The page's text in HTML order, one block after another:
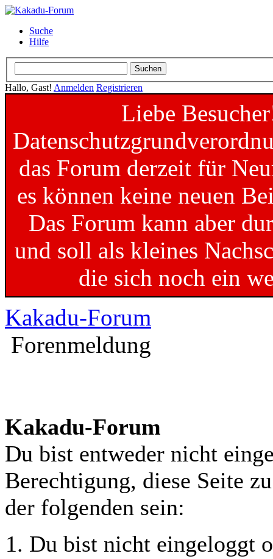
Suche
Hilfe
Hallo, Gast! Anmelden Registrieren
Liebe
das Forum derzeit für
es können keine neuen
Das Forum kann aber
und soll als kleines
die sich noch ein
Kakadu-Forum
Forenmeldung
Kakadu-Forum
Du bist entweder nicht
Berechtigung, diese Seite
der folgenden sein:
Du bist nicht eingeloggt